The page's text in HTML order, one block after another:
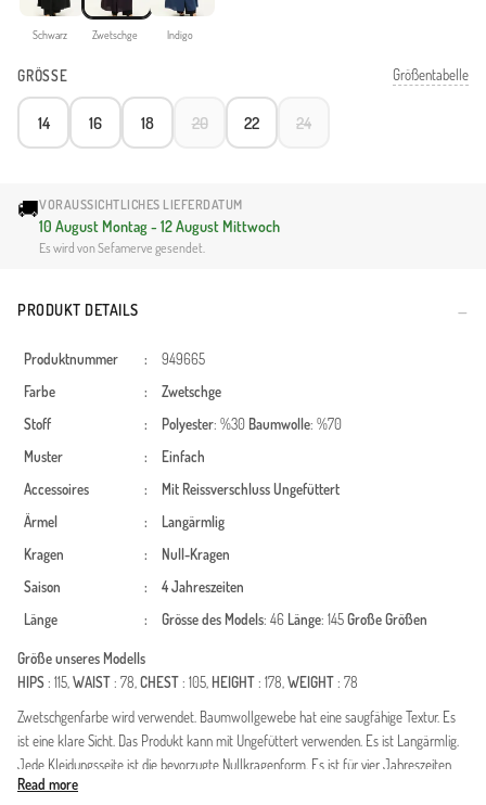
Schwarz Zwetschge Indigo
GRÖSSE Größentabelle
14 16 18 20 22 24
🚚VORAUSSICHTLICHES LIEFERDATUM
10 August Montag - 12 August Mittwoch
Es wird von Sefamerve gesendet.
PRODUKT DETAILS
Produktnummer :
949665
Farbe
:
Zwetschge
Stoff
: Polyester: %30 Baumwolle: %70
Muster
:
Einfach
Accessoires
: Mit ReissverschlussUngefüttert
Ärmel
:
Langärmlig
Kragen
:
Null-Kragen
Saison
:
4 Jahreszeiten
Länge
: Grösse des Models: 46 Länge: 145Große Größen
Größe unseres Modells
HIPS: 115,WAIST: 78,CHEST: 105, HEIGHT: 178,WEIGHT: 78
Zwetschgenfarbe wird verwendet. Baumwollgewebe hat eine saugfähige Textur. Es
ist eine klare Sicht. Das Produkt kann mit Ungefüttert verwenden. Es ist Langärmlig.
Jede Kleidungsseite ist die bevorzugte Nullkragenform. Es ist für vier Jahreszeiten
geeignet. Große Größen Option ist verfügbar.
Read more